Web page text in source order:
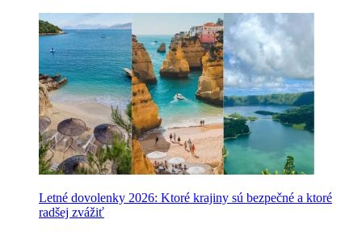
Letné dovolenky 2026: Ktoré krajiny sú bezpečné a ktoré
radšej zvážiť